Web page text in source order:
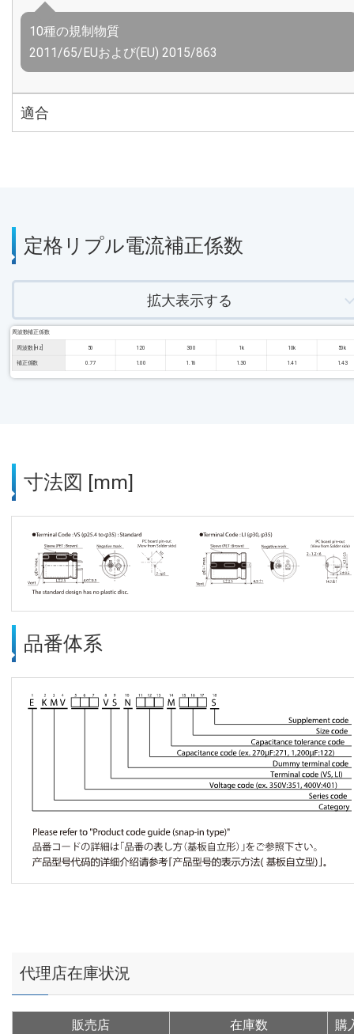
10種の規制物質
2011/65/EUおよび(EU) 2015/863
適合
定格リプル電流補正係数
拡大表示する
周波数補正係数
周波数 [Hz] 50 120 300 1k 10k 50k
補正係数 0.77 1.00 1.16 1.30 1.41 1.43
寸法図 [mm]
品番体系
代理店在庫状況
販売店 在庫数
購